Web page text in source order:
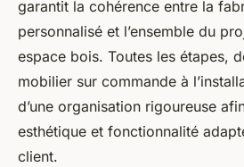
garantit la cohérence entre la
personnalisé et l’ensemble du
espace bois. Toutes les étapes,
mobilier sur commande à
d’une organisation rigoureuse
esthétique et fonctionnalité
client.